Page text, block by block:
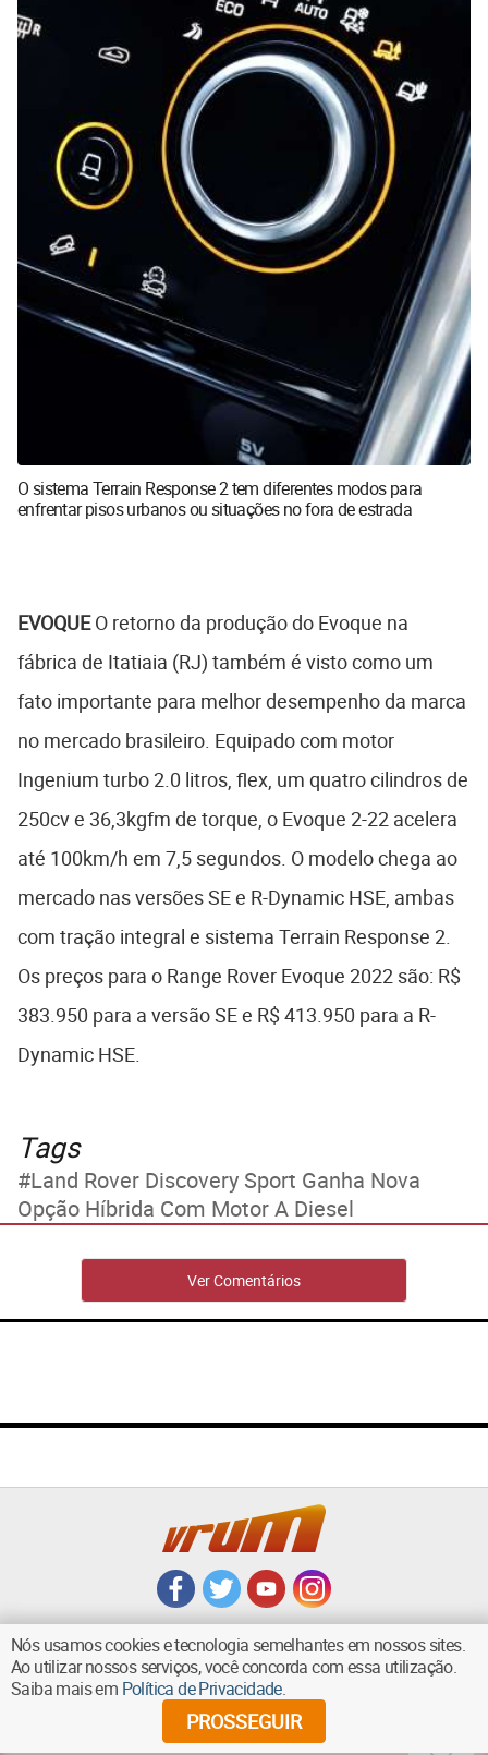
O sistema Terrain Response 2 tem diferentes modos para
enfrentar pisos urbanos ou situações no fora de estrada
EVOQUEO retorno da produção do Evoque na
fábrica de Itatiaia (RJ) também é visto como um
fato importante para melhor desempenho da marca
no mercado brasileiro. Equipado com motor
Ingenium turbo 2.0 litros, flex, um quatro cilindros de
250cv e 36,3kgfm de torque, o Evoque 2-22 acelera
até 100km/h em 7,5 segundos. O modelo chega ao
mercado nas versões SE e R-Dynamic HSE, ambas
com tração integral e sistema Terrain Response 2.
Os preços para o Range Rover Evoque 2022 são: R$
383.950 para a versão SE e R$ 413.950 para a R-
Dynamic HSE.
Tags
Land Rover Discovery Sport Ganha Nova
Opção Híbrida Com Motor A Diesel
Ver Comentários
VOLTAR AO TOPO
Nós usamos cookies e tecnologia semelhantes em nossos sites.
Ao utilizar nossos serviços, você concorda com essa utilização.
Saiba mais em Política de Privacidade.
PROSSEGUIR